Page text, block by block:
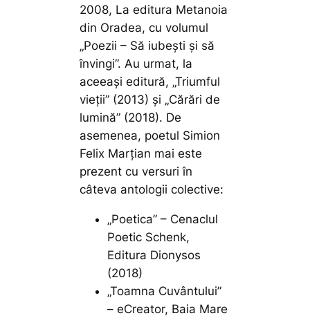
2008, La editura Metanoia
din Oradea, cu volumul
„Poezii – Să iubești și să
învingi”. Au urmat, la
aceeași editură, „Triumful
vieții” (2013) și „Cărări de
lumină” (2018). De
asemenea, poetul Simion
Felix Marțian mai este
prezent cu versuri în
câteva antologii colective:
„Poetica” – Cenaclul
Poetic Schenk,
Editura Dionysos
(2018)
„Toamna Cuvântului”
– eCreator, Baia Mare